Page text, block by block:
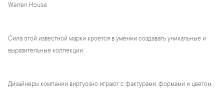
Warren House
Сила этой известной марки кроется в умении создавать уникальные и
выразительные коллекции.
Дизайнеры компании виртуозно играют с фактурами, формами и цветом,